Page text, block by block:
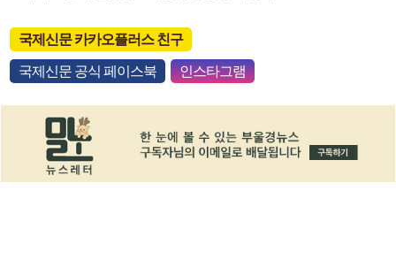
국제신문 카카오플러스 친구
국제신문 공식 페이스북 인스타그램